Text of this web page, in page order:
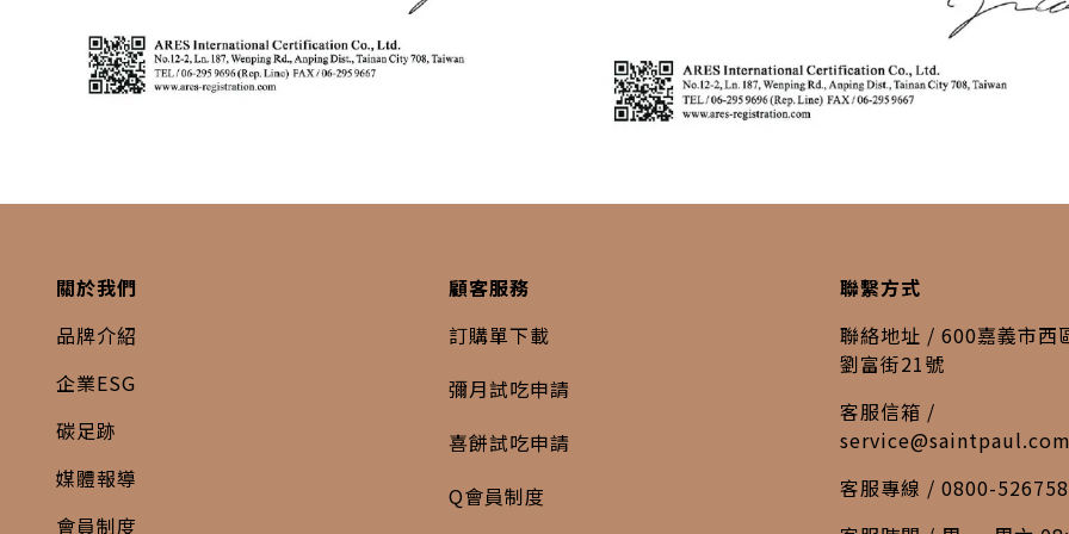
關於我們
品牌介紹
企業ESG
碳足跡
媒體報導
會員制度
顧客服務
訂購單下載
彌月試吃申請
喜餅試吃申請
Q會員制度
聯繫方式
聯絡地址 / 600嘉義市西
劉富街21號
客服信箱 /
客服專線 / 0800-526758